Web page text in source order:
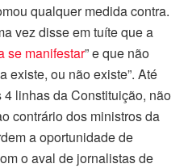
qualquer medida contra.
vez disse em tuíte que a
se manifestar” e que não
existe, ou não existe”. Até
linhas da Constituição, não
contrário dos ministros da
a oportunidade de
o aval de jornalistas de